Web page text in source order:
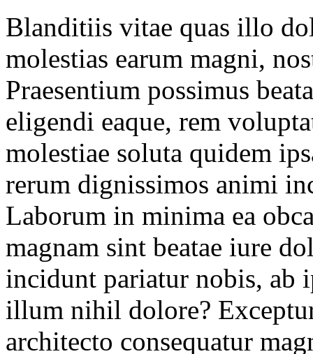
Blanditiis vitae quas illo
molestias earum magni,
Praesentium possimus
eligendi eaque, rem
molestiae soluta quidem
rerum dignissimos animi
Laborum in minima ea
magnam sint beatae iure
incidunt pariatur nobis, ab
illum nihil dolore?
architecto consequatur